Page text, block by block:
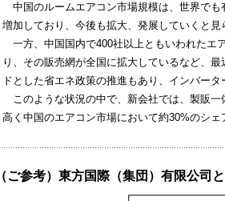
中国のルームエアコン市場規模は、世界で
増加しており、今後も拡大、発展していくと見
一方、中国国内で400社以上ともいわれたエ
り、その販売網が全国に拡大しているなど、
ドとした省エネ政策の推進もあり、インバー
このような状況の中で、新会社では、製販
高く中国のエアコン市場において約30%のシ
（ご参考）東方国際（集団）有限公司